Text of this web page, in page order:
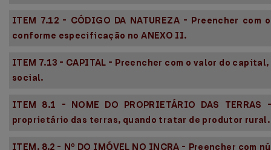
ITEM 7.12 - CÓDIGO DA NATUREZA - Preencher
conforme especificação no ANEXO II.
ITEM 7.13 - CAPITAL - Preencher com o valor do
social.
ITEM 8.1 - NOME DO PROPRIETÁRIO DAS
proprietário das terras, quando tratar de produtor rural.
ITEM. 8.2 - Nº DO IMÓVEL NO INCRA - Preencher com